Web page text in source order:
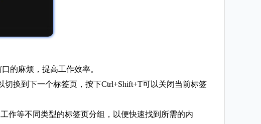
的麻烦，提高工作效率。
换到下一个标签页，按下Ctrl+Shift+T可以关闭当前标签
作等不同类型的标签页分组，以便快速找到所需的内